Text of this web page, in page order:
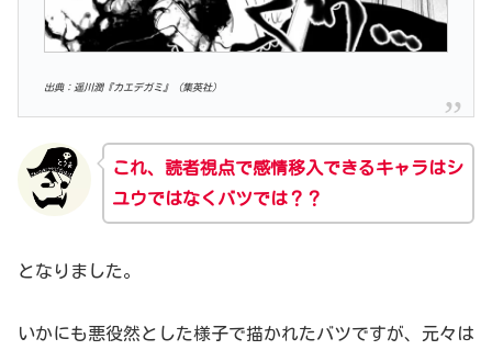
出典：遥川潤『カエデガミ』（集英社）
これ、読者視点で感情移入できるキャラはシ
ユウではなくバツでは？？
となりました。
いかにも悪役然とした様子で描かれたバツですが、元々は